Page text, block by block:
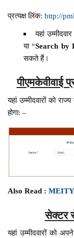
प्रत्यक्ष लिंक:http://
यहां
या “Search by
सकते हैं।
पीएमकेवीवाई
यहां उम्मीदवारों को
होगा: –
Also Read :
सेक्टर
यहां उम्मीदवारों को